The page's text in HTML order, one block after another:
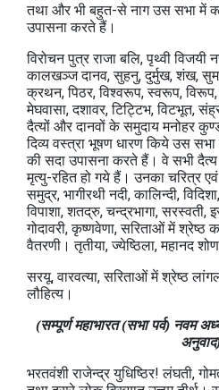
तथा और भी बहुत-से नाग उस सभा में
उपासना करते हैं।
विरोचन पुत्र राजा बलि, पृथ्वी विजयी
कालखञ्ज दानव, सुहनु, दुर्मुख, शंख,
क्रथन, पिठर, विश्वरूप, स्वरूप, विरूप,
मेघवासा, दशावर, टिट्टिभ, विटभूत,
दैत्यों और दानवों के समुदाय मनोहर
दिव्य वस्त्रा भूषण धारण किये उस सभा
की सदा उपासना करते हैं। वे सभी दैत्य
मृत्यु-रहित हो गये हैं। उनका चरित्र
समुद्र, भागीरथी नदी, कालिन्दी,
विपाशा, शतद्रु, चन्द्रभागा, सरस्वती,
गोदावरी, कृष्णवेणा, सरिताओं में श्रेष्ठ
वैतरणी। तृतीया, ज्येष्ठिला, महानद शोण,
सरयू, वारवत्या, सरिताओं में श्रेष्ठ
लौहित्य।
(सम्पूर्ण महाभारत (सभा पर्व) नवम
भरतवंशी राजेन्द्र युधिष्ठिर! लंघती,